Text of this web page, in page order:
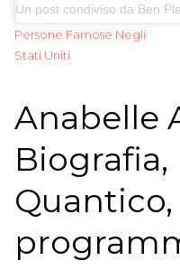
Un post condiviso da Ben
Persone Famose Negli
Stati Uniti
Anabelle
Biografia,